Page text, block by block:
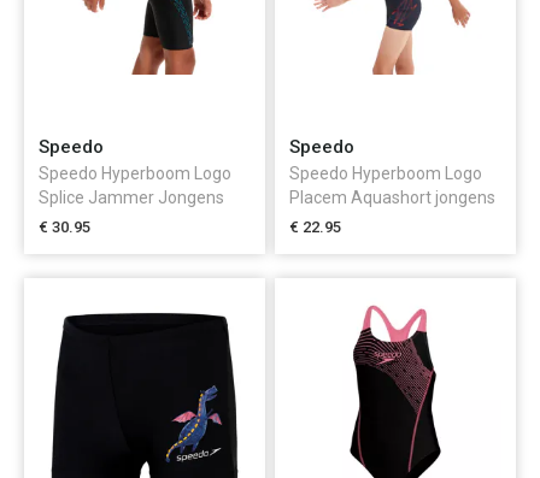
Speedo
Speedo Hyperboom Logo
Splice Jammer Jongens
€ 30.95
Speedo
Speedo Hyperboom Logo
Placem Aquashort jongens
€ 22.95